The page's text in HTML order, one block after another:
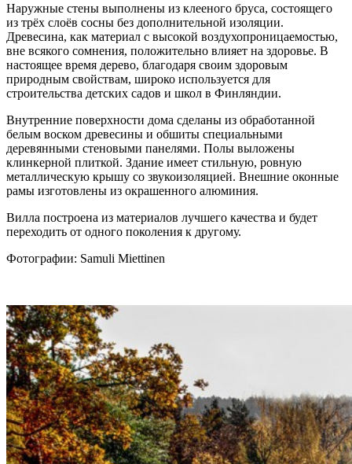
Наружные стены выполнены из клееного бруса, состоящего
из трёх слоёв сосны без дополнительной изоляции.
Древесина, как материал с высокой воздухопроницаемостью,
вне всякого сомнения, положительно влияет на здоровье. В
настоящее время дерево, благодаря своим здоровым
природным свойствам, широко используется для
строительства детских садов и школ в Финляндии.
Внутренние поверхности дома сделаны из обработанной
белым воском древесины и обшиты специальными
деревянными стеновыми панелями. Полы выложены
клинкерной плиткой. Здание имеет стильную, ровную
металлическую крышу со звукоизоляцией. Внешние оконные
рамы изготовлены из окрашенного алюминия.
Вилла построена из материалов лучшего качества и будет
переходить от одного поколения к другому.
Фотографии: Samuli Miettinen